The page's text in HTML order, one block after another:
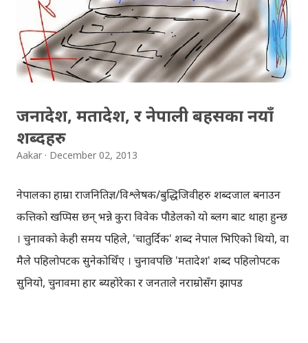
व्यक्तिको सट्टा हवाईमार्ग मार्फत एमेजनका ड्रोनहरुले तपाईको घरसम्म
ल्याइपुर्याइदिनेछन् । यसका माध्यमबाट प्याकेजहरु समयमै र छिटो
'डेलिभरी' गर्न सकिने जेफ बेजोजको विश्वास छ । अधिक जानकारीको
लागि तलको यो अमेजन एयर प्राइम भिडियो हेर्नुहोस् । २. अमेजनले ड्...
जनादेश, मतादेश, र नेपाली बहसका नयाँ
शब्दहरु
Aakar December 02, 2013
नेपालका हाम्रा राजनितिज्ञ/विश्लेषक/बुद्धिजिवीहरु शब्दजाल बनाउन
कत्तिको खप्पिस छन् भन्ने कुरा विवेक पौडेलको यो ब्लग बाट थाहा हुन्छ
। चुनावको केही समय पहिले, 'चातुर्दिक' शब्द नेपाल भित्रिएको थियो, वा
मैले पहिलोपटक सुनेकोथिँए । चुनावपछि 'मतादेश' शब्द पहिलोपटक
सुनियो, चुनावमा हार ब्यहोरेका र जनताले नराम्रोसँग झापड